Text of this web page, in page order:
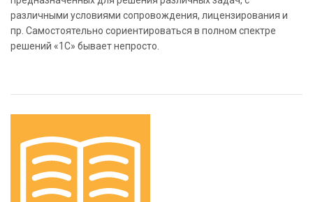
различными условиями сопровождения, лицензирования и
пр. Самостоятельно сориентироваться в полном спектре
решений «1С» бывает непросто.